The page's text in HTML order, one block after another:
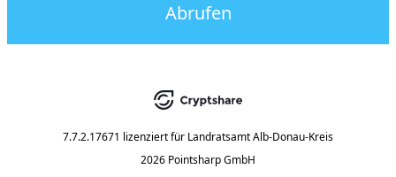
Abrufen
7.7.2.17671 lizenziert für Landratsamt Alb-Donau-Kreis
2026 Pointsharp GmbH